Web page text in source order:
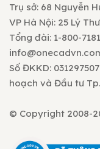
Trụ sở: 68 Nguyễn
VP Hà Nội: 25 Lý
Tổng đài: 1-800-7181
Số ĐKKD:
hoạch và Đầu tư Tp.
© Copyright 2008-